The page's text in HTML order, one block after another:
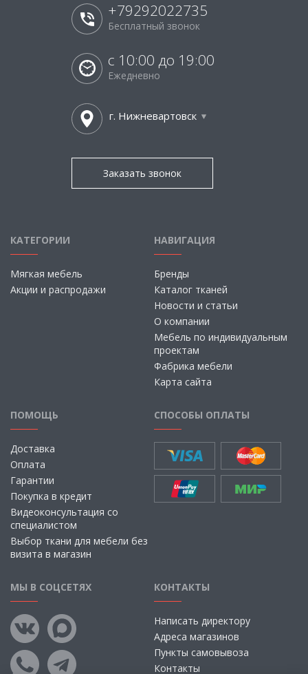
+79292022735
Бесплатный звонок
с 10:00 до 19:00
Ежедневно
г. Нижневартовск
Заказать звонок
КАТЕГОРИИ
Мягкая мебель
Акции и распродажи
НАВИГАЦИЯ
Бренды
Каталог тканей
Новости и статьи
О компании
Мебель по индивидуальным
проектам
Фабрика мебели
Карта сайта
ПОМОЩЬ
Доставка
Оплата
Гарантии
Покупка в кредит
Видеоконсультация со
специалистом
Выбор ткани для мебели без
визита в магазин
СПОСОБЫ ОПЛАТЫ
МЫ В СОЦСЕТЯХ КОНТАКТЫ
Написать директору
Адреса магазинов
Пункты самовывоза
Контакты